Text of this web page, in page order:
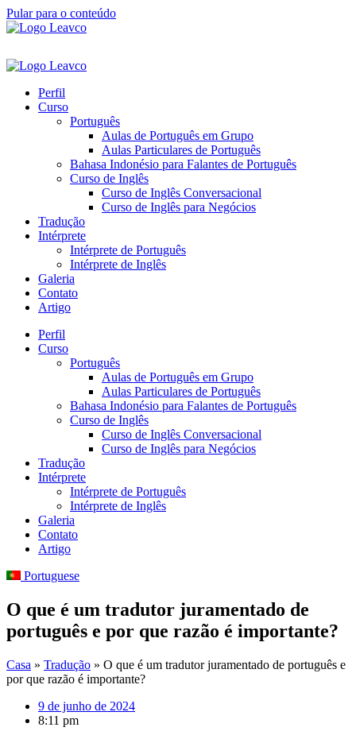
Pular para o conteúdo
Perfil
Curso
Português
Aulas de Português em Grupo
Aulas Particulares de Português
Bahasa Indonésio para Falantes de Português
Curso de Inglês
Curso de Inglês Conversacional
Curso de Inglês para Negócios
Tradução
Intérprete
Intérprete de Português
Intérprete de Inglês
Galeria
Contato
Artigo
Perfil
Curso
Português
Aulas de Português em Grupo
Aulas Particulares de Português
Bahasa Indonésio para Falantes de Português
Curso de Inglês
Curso de Inglês Conversacional
Curso de Inglês para Negócios
Tradução
Intérprete
Intérprete de Português
Intérprete de Inglês
Galeria
Contato
Artigo
Portuguese
O que é um tradutor juramentado de
português e por que razão é importante?
Casa » Tradução » O que é um tradutor juramentado de português e
por que razão é importante?
9 de junho de 2024
8:11 pm